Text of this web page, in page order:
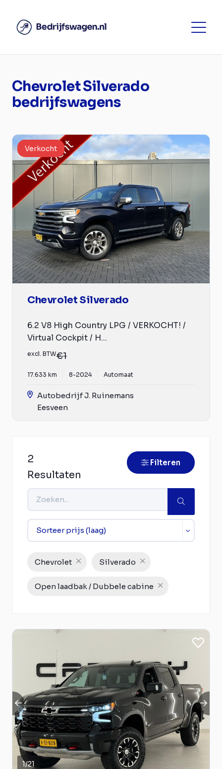
Chevrolet Silverado
bedrijfswagens
Verkocht
Chevrolet Silverado
6.2 V8 High Country LPG / VERKOCHT! /
Virtual Cockpit / H...
excl. BTW€1
17.633 km 8-2024 Automaat
Autobedrijf J. Ruinemans
Eesveen
2
Resultaten
Filteren
Chevrolet Silverado
Open laadbak / Dubbele cabine
1/21